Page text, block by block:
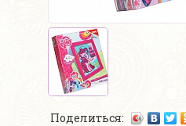
Поделиться: